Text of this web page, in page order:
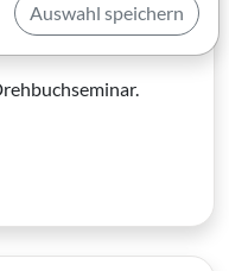
Auswahl speichern